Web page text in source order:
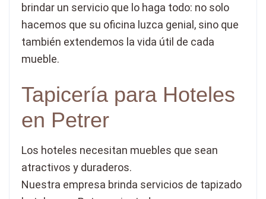
brindar un servicio que lo haga todo: no solo
hacemos que su oficina luzca genial, sino que
también extendemos la vida útil de cada
mueble.
Tapicería para Hoteles
en Petrer
Los hoteles necesitan muebles que sean
atractivos y duraderos.
Nuestra empresa brinda servicios de tapizado